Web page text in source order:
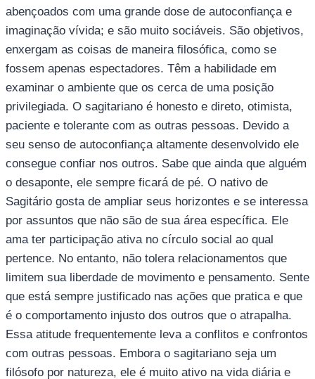
abençoados com uma grande dose de autoconfiança e
imaginação vívida; e são muito sociáveis. São objetivos,
enxergam as coisas de maneira filosófica, como se
fossem apenas espectadores. Têm a habilidade em
examinar o ambiente que os cerca de uma posição
privilegiada. O sagitariano é honesto e direto, otimista,
paciente e tolerante com as outras pessoas. Devido a
seu senso de autoconfiança altamente desenvolvido ele
consegue confiar nos outros. Sabe que ainda que alguém
o desaponte, ele sempre ficará de pé. O nativo de
Sagitário gosta de ampliar seus horizontes e se interessa
por assuntos que não são de sua área específica. Ele
ama ter participação ativa no círculo social ao qual
pertence. No entanto, não tolera relacionamentos que
limitem sua liberdade de movimento e pensamento. Sente
que está sempre justificado nas ações que pratica e que
é o comportamento injusto dos outros que o atrapalha.
Essa atitude frequentemente leva a conflitos e confrontos
com outras pessoas. Embora o sagitariano seja um
filósofo por natureza, ele é muito ativo na vida diária e